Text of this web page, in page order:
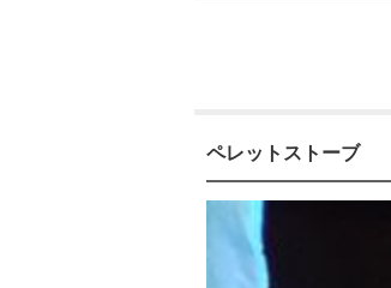
ペレットストーブ